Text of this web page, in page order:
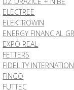
ELECTREE
ELEKTROWIN
ENERGY FINANCIAL
EXPO REAL
FETTERS
FIDELITY
FINGO
FUTTEC